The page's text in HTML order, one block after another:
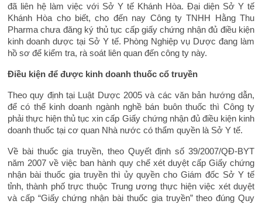
đã liên hệ làm việc với Sở Y tế Khánh Hòa. Đại diện Sở Y tế
Khánh Hòa cho biết, cho đến nay Công ty TNHH Hằng Thu
Pharma chưa đăng ký thủ tục cấp giấy chứng nhận đủ điều kiện
kinh doanh dược tại Sở Y tế. Phòng Nghiệp vụ Dược đang làm
hồ sơ để kiểm tra, rà soát liên quan đến công ty này.
Điều kiện để được kinh doanh thuốc cổ truyền
Theo quy định tại Luật Dược 2005 và các văn bản hướng dẫn,
để có thể kinh doanh ngành nghề bán buôn thuốc thì Công ty
phải thực hiện thủ tục xin cấp Giấy chứng nhận đủ điều kiện kinh
doanh thuốc tại cơ quan Nhà nước có thẩm quyền là Sở Y tế.
Về bài thuốc gia truyền, theo Quyết định số 39/2007/QĐ-BYT
năm 2007 về việc ban hành quy chế xét duyệt cấp Giấy chứng
nhận bài thuốc gia truyền thì ủy quyền cho Giám đốc Sở Y tế
tỉnh, thành phố trực thuộc Trung ương thực hiện việc xét duyệt
và cấp “Giấy chứng nhận bài thuốc gia truyền” theo đúng Quy